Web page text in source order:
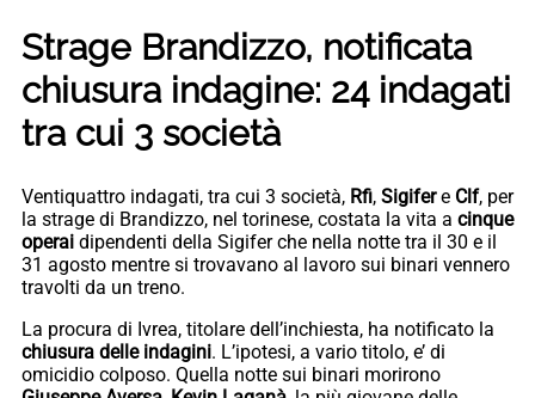
Strage Brandizzo, notificata
chiusura indagine: 24 indagati
tra cui 3 società
Ventiquattro indagati, tra cui 3 società, Rfi, Sigifere Clf, per
la strage di Brandizzo, nel torinese, costata la vita a cinque
operai dipendenti della Sigifer che nella notte tra il 30 e il
31 agosto mentre si trovavano al lavoro sui binari vennero
travolti da un treno.
La procura di Ivrea, titolare dell’inchiesta, ha notificato la
chiusura delle indagini. L’ipotesi, a vario titolo, e’ di
omicidio colposo. Quella notte sui binari morirono